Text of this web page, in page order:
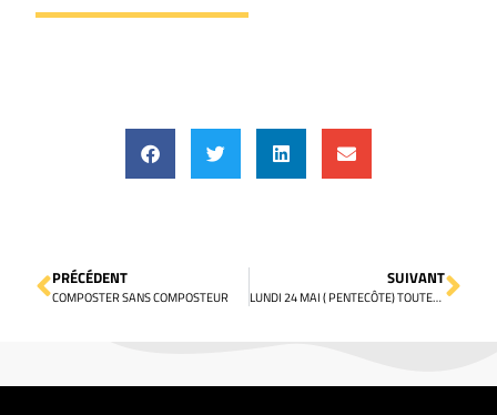
PRÉCÉDENT
COMPOSTER SANS COMPOSTEUR
SUIVANT
LUNDI 24 MAI ( PENTECÔTE) TOUTES LES DÉCHÈTERIES DU SIRTOM SERONT FERMÉES.